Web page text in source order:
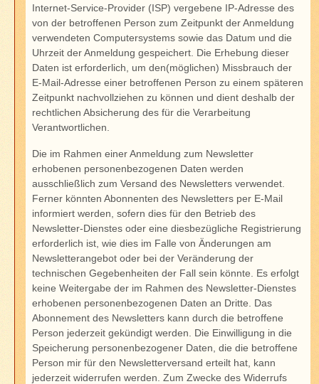
Internet-Service-Provider (ISP) vergebene IP-Adresse des
von der betroffenen Person zum Zeitpunkt der Anmeldung
verwendeten Computersystems sowie das Datum und die
Uhrzeit der Anmeldung gespeichert. Die Erhebung dieser
Daten ist erforderlich, um den(möglichen) Missbrauch der
E-Mail-Adresse einer betroffenen Person zu einem späteren
Zeitpunkt nachvollziehen zu können und dient deshalb der
rechtlichen Absicherung des für die Verarbeitung
Verantwortlichen.
Die im Rahmen einer Anmeldung zum Newsletter
erhobenen personenbezogenen Daten werden
ausschließlich zum Versand des Newsletters verwendet.
Ferner könnten Abonnenten des Newsletters per E-Mail
informiert werden, sofern dies für den Betrieb des
Newsletter-Dienstes oder eine diesbezügliche Registrierung
erforderlich ist, wie dies im Falle von Änderungen am
Newsletterangebot oder bei der Veränderung der
technischen Gegebenheiten der Fall sein könnte. Es erfolgt
keine Weitergabe der im Rahmen des Newsletter-Dienstes
erhobenen personenbezogenen Daten an Dritte. Das
Abonnement des Newsletters kann durch die betroffene
Person jederzeit gekündigt werden. Die Einwilligung in die
Speicherung personenbezogener Daten, die die betroffene
Person mir für den Newsletterversand erteilt hat, kann
jederzeit widerrufen werden. Zum Zwecke des Widerrufs